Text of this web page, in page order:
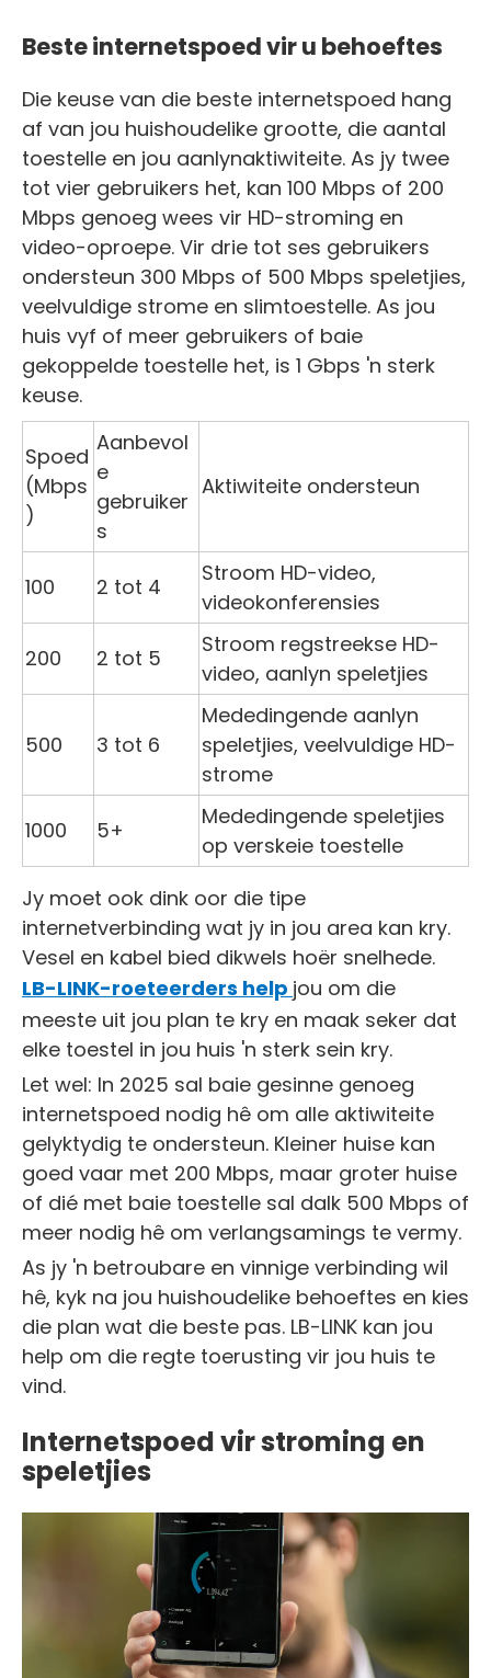
Beste internetspoed vir u behoeftes
Die keuse van die beste internetspoed hang
af van jou huishoudelike grootte, die aantal
toestelle en jou aanlynaktiwiteite. As jy twee
tot vier gebruikers het, kan 100 Mbps of 200
Mbps genoeg wees vir HD-stroming en
video-oproepe. Vir drie tot ses gebruikers
ondersteun 300 Mbps of 500 Mbps speletjies,
veelvuldige strome en slimtoestelle. As jou
huis vyf of meer gebruikers of baie
gekoppelde toestelle het, is 1 Gbps 'n sterk
keuse.
Spoed
(Mbps
)
Aanbevol
e
gebruiker
s
Aktiwiteite ondersteun
100 2 tot 4
Stroom HD-video,
videokonferensies
200 2 tot 5
Stroom regstreekse HD-
video, aanlyn speletjies
500 3 tot 6
Mededingende aanlyn
speletjies, veelvuldige HD-
strome
1000 5+
Mededingende speletjies
op verskeie toestelle
Jy moet ook dink oor die tipe
internetverbinding wat jy in jou area kan kry.
Vesel en kabel bied dikwels hoër snelhede.
LB-LINK-roeteerders help jou om die
meeste uit jou plan te kry en maak seker dat
elke toestel in jou huis 'n sterk sein kry.
Let wel: In 2025 sal baie gesinne genoeg
internetspoed nodig hê om alle aktiwiteite
gelyktydig te ondersteun. Kleiner huise kan
goed vaar met 200 Mbps, maar groter huise
of dié met baie toestelle sal dalk 500 Mbps of
meer nodig hê om verlangsamings te vermy.
As jy 'n betroubare en vinnige verbinding wil
hê, kyk na jou huishoudelike behoeftes en kies
die plan wat die beste pas. LB-LINK kan jou
help om die regte toerusting vir jou huis te
vind.
Internetspoed vir stroming en
speletjies